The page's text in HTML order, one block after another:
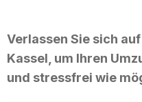
Verlassen Sie sich
Kassel, um Ihren
und stressfrei wie